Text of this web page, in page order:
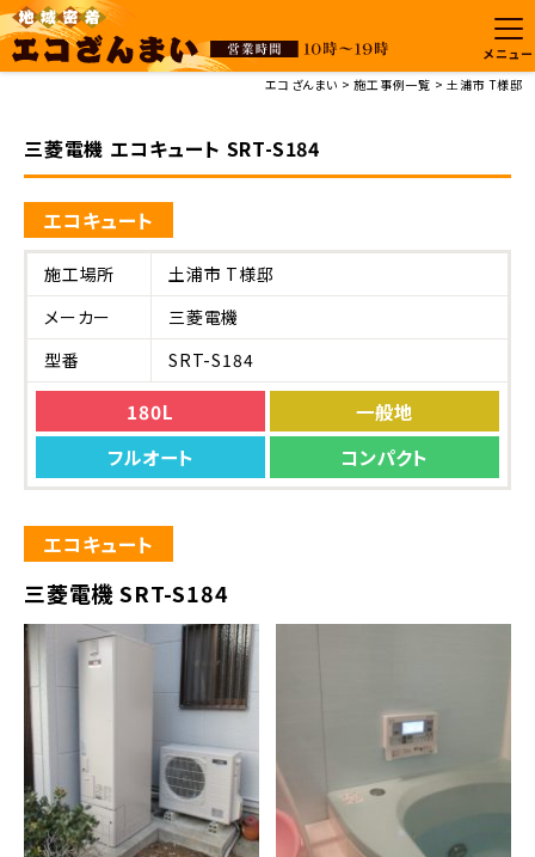
メニュー
エコざんまい
施工事例一覧 土浦市 T様邸
三菱電機 エコキュート SRT-S184
エコキュート
施工場所
土浦市 T様邸
メーカー
三菱電機
型番
SRT-S184
180L
一般地
フルオート
コンパクト
エコキュート
三菱電機 SRT-S184